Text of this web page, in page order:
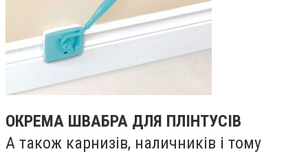
ОКРЕМА ШВАБРА ДЛЯ ПЛІНТУСІВ
А також карнизів, наличників і тому